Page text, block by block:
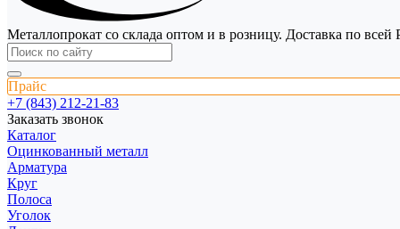
Металлопрокат со склада оптом и в розницу. Доставка по всей
Прайс
+7 (843) 212-21-83
Заказать звонок
Каталог
Оцинкованный металл
Арматура
Круг
Полоса
Уголок